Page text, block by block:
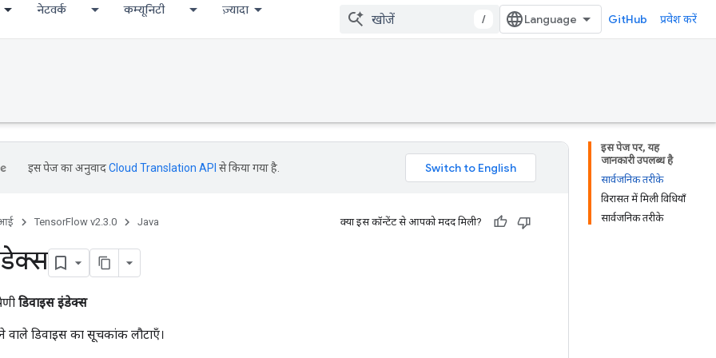
नेटवर्क कम्यूनिटी ज़्यादा
/ GitHub प्रवेश करें
इस पेज पर, यह
जानकारी उपलब्ध है
सार्वजनिक तरीके
विरासत में मिली विधियाँ
सार्वजनिक तरीके
इस पेज का अनुवादCloud Translation API से किया गया है.
TensorFlow v2.3.0 Java क्या इस कॉन्टेंट से आपको मदद मिली?
डिवाइस इंडेक्स
वाले डिवाइस का सूचकांक लौटाएँ।